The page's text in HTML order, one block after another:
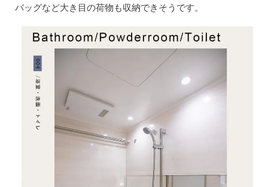
バッグなど大き目の荷物も収納できそうです。